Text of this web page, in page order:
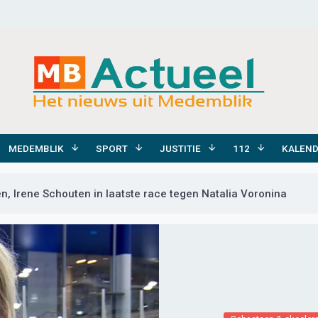
MEDEMBLIK SPORT JUSTITIE 112
Irene Schouten in laatste race tegen Natalia Voronina